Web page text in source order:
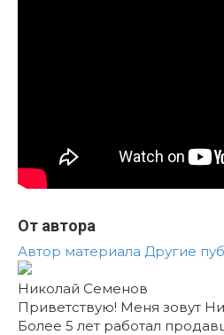
От автора
Автор материала Другие
Николай Семенов
Приветствую! Меня зовут
Более 5 лет работал